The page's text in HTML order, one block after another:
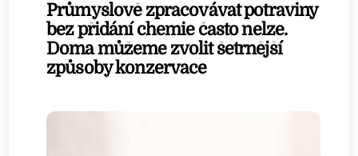
Průmyslově zpracovávat potraviny
bez přidání chemie často nelze.
Doma můžeme zvolit šetrnější
způsoby konzervace